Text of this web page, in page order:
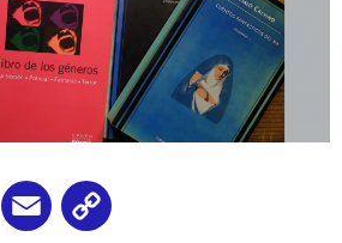
WhatsApp
Email